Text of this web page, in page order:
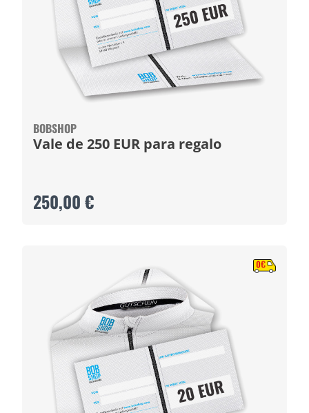
BOBSHOP
Vale de 250 EUR para regalo
250,00 €